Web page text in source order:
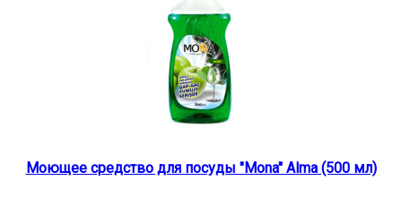
Моющее средство для посуды "Mona" Alma (500 мл)